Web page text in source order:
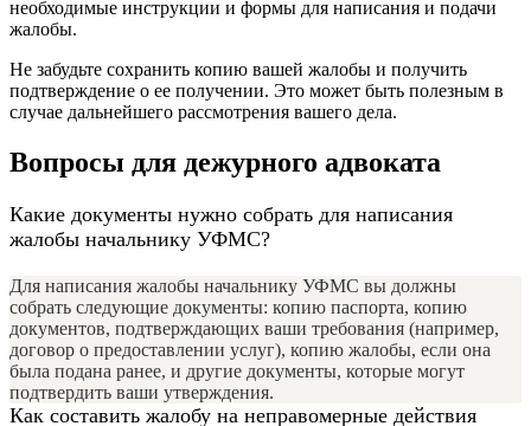
необходимые инструкции и формы для написания и подачи
жалобы.
Не забудьте сохранить копию вашей жалобы и получить
подтверждение о ее получении. Это может быть полезным в
случае дальнейшего рассмотрения вашего дела.
Вопросы для дежурного адвоката
Какие документы нужно собрать для написания
жалобы начальнику УФМС?
Для написания жалобы начальнику УФМС вы должны
собрать следующие документы: копию паспорта, копию
документов, подтверждающих ваши требования (например,
договор о предоставлении услуг), копию жалобы, если она
была подана ранее, и другие документы, которые могут
подтвердить ваши утверждения.
Как составить жалобу на неправомерные действия